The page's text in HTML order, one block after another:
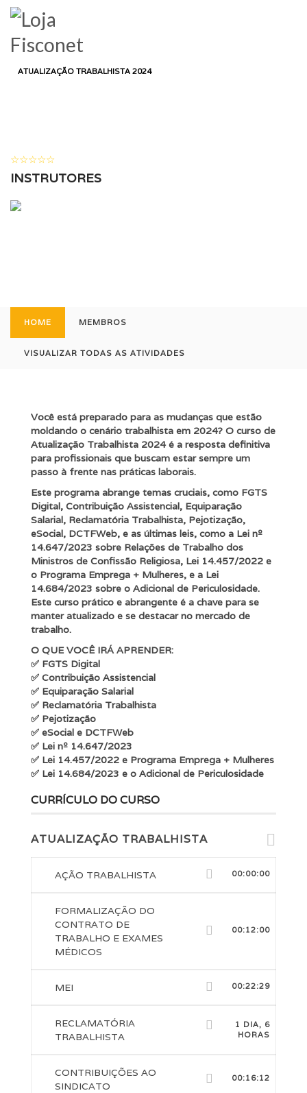
ATUALIZAÇÃO TRABALHISTA 2024
INSTRUTORES
HOME MEMBROS
VISUALIZAR TODAS AS ATIVIDADES
Você está preparado para as mudanças que estão
moldando o cenário trabalhista em 2024? O curso de
Atualização Trabalhista 2024 é a resposta definitiva
para profissionais que buscam estar sempre um
passo à frente nas práticas laborais.
Este programa abrange temas cruciais, como FGTS
Digital, Contribuição Assistencial, Equiparação
Salarial, Reclamatória Trabalhista, Pejotização,
eSocial, DCTFWeb, e as últimas leis, como a Lei nº
14.647/2023 sobre Relações de Trabalho dos
Ministros de Confissão Religiosa, Lei 14.457/2022 e
o Programa Emprega + Mulheres, e a Lei
14.684/2023 sobre o Adicional de Periculosidade.
Este curso prático e abrangente é a chave para se
manter atualizado e se destacar no mercado de
trabalho.
O QUE VOCÊ IRÁ APRENDER:
✅ FGTS Digital
✅ Contribuição Assistencial
✅ Equiparação Salarial
✅ Reclamatória Trabalhista
✅ Pejotização
✅ eSocial e DCTFWeb
✅ Lei nº 14.647/2023
✅ Lei 14.457/2022 e Programa Emprega + Mulheres
✅ Lei 14.684/2023 e o Adicional de Periculosidade
CURRÍCULO DO CURSO
ATUALIZAÇÃO TRABALHISTA
AÇÃO TRABALHISTA 00:00:00
FORMALIZAÇÃO DO
CONTRATO DE
TRABALHO E EXAMES
MÉDICOS
00:12:00
MEI 00:22:29
RECLAMATÓRIA
TRABALHISTA
1 DIA, 6
HORAS
CONTRIBUIÇÕES AO
SINDICATO
00:16:12